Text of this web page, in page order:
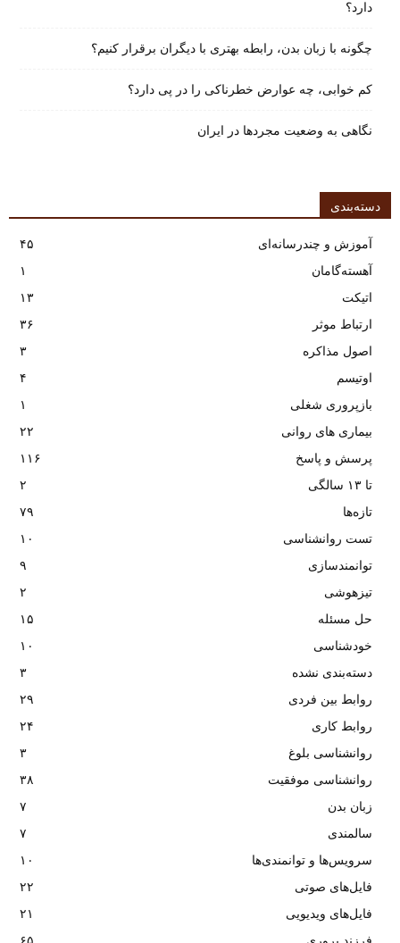
دارد؟
چگونه با زبان بدن، رابطه بهتری با دیگران برقرار کنیم؟
کم خوابی، چه عوارض خطرناکی را در پی دارد؟
نگاهی به وضعیت مجردها در ایران
دسته‌بندی
آموزش و چندرسانه‌ای
۴۵
آهسته‌گامان
۱
اتیکت
۱۳
ارتباط موثر
۳۶
اصول مذاکره
۳
اوتیسم
۴
بازپروری شغلی
۱
بیماری های روانی
۲۲
پرسش و پاسخ
۱۱۶
تا ۱۳ سالگی
۲
تازه‌ها
۷۹
تست روانشناسی
۱۰
توانمندسازی
۹
تیزهوشی
۲
حل مسئله
۱۵
خودشناسی
۱۰
دسته‌بندی نشده
۳
روابط بین فردی
۲۹
روابط کاری
۲۴
روانشناسی بلوغ
۳
روانشناسی موفقیت
۳۸
زبان بدن
۷
سالمندی
۷
سرویس‌ها و توانمندی‌ها
۱۰
فایل‌های صوتی
۲۲
فایل‌های ویدیویی
۲۱